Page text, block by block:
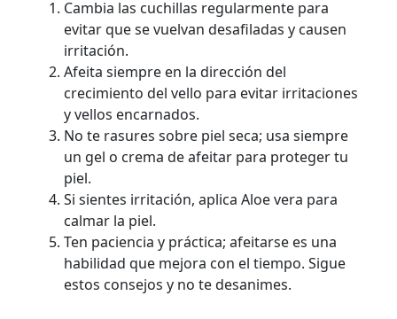
Cambia las cuchillas regularmente para
evitar que se vuelvan desafiladas y causen
irritación.
Afeita siempre en la dirección del
crecimiento del vello para evitar irritaciones
y vellos encarnados.
No te rasures sobre piel seca; usa siempre
un gel o crema de afeitar para proteger tu
piel.
Si sientes irritación, aplica Aloe vera para
calmar la piel.
Ten paciencia y práctica; afeitarse es una
habilidad que mejora con el tiempo. Sigue
estos consejos y no te desanimes.